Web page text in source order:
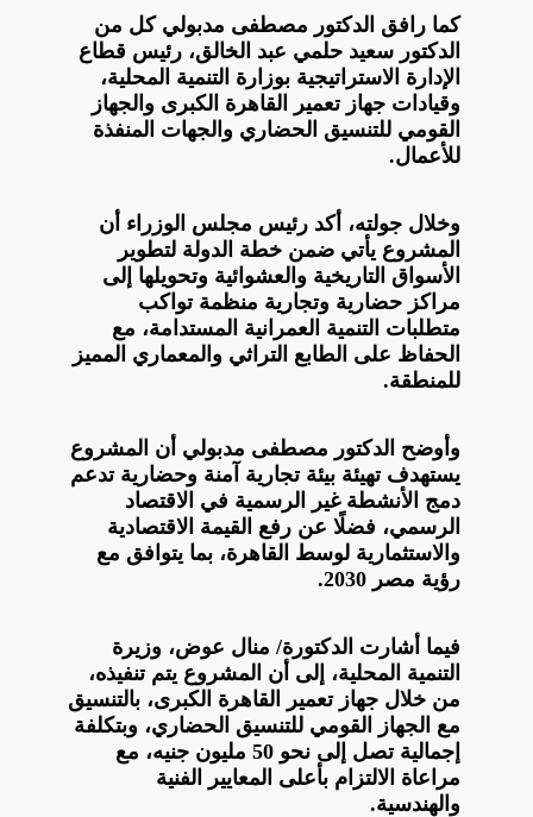
كما رافق الدكتور مصطفى مدبولي كل من
الدكتور سعيد حلمي عبد الخالق، رئيس قطاع
الإدارة الاستراتيجية بوزارة التنمية المحلية،
وقيادات جهاز تعمير القاهرة الكبرى والجهاز
القومي للتنسيق الحضاري والجهات المنفذة
للأعمال.
وخلال جولته، أكد رئيس مجلس الوزراء أن
المشروع يأتي ضمن خطة الدولة لتطوير
الأسواق التاريخية والعشوائية وتحويلها إلى
مراكز حضارية وتجارية منظمة تواكب
متطلبات التنمية العمرانية المستدامة، مع
الحفاظ على الطابع التراثي والمعماري المميز
للمنطقة.
وأوضح الدكتور مصطفى مدبولي أن المشروع
يستهدف تهيئة بيئة تجارية آمنة وحضارية تدعم
دمج الأنشطة غير الرسمية في الاقتصاد
الرسمي، فضلًا عن رفع القيمة الاقتصادية
والاستثمارية لوسط القاهرة، بما يتوافق مع
رؤية مصر 2030.
فيما أشارت الدكتورة/ منال عوض، وزيرة
التنمية المحلية، إلى أن المشروع يتم تنفيذه،
من خلال جهاز تعمير القاهرة الكبرى، بالتنسيق
مع الجهاز القومي للتنسيق الحضاري، وبتكلفة
إجمالية تصل إلى نحو 50 مليون جنيه، مع
مراعاة الالتزام بأعلى المعايير الفنية
والهندسية.